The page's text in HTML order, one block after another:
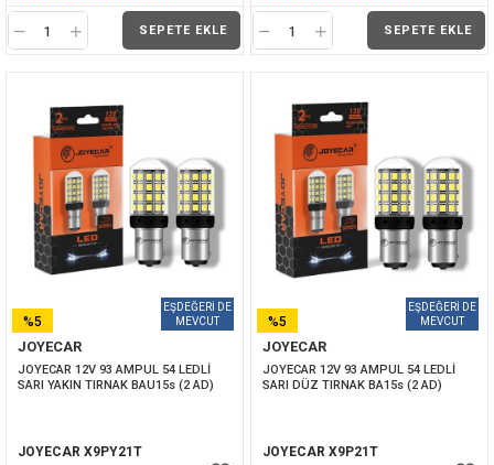
SEPETE EKLE SEPETE EKLE
JOYECAR
JOYECAR 12V 93 AMPUL 54 LEDLİ
SARI YAKIN TIRNAK BAU15s (2 AD)
JOYECAR X9PY21T
%5
İNDIRIM
JOYECAR
JOYECAR 12V 93 AMPUL 54 LEDLİ
SARI DÜZ TIRNAK BA15s (2 AD)
JOYECAR X9P21T
%5
İNDIRIM